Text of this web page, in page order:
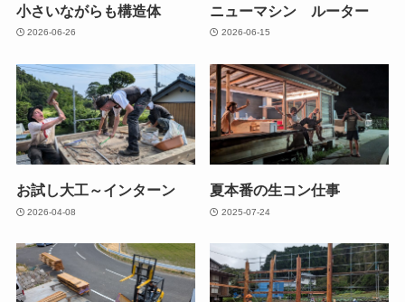
小さいながらも構造体
2026-06-26
ニューマシン ルーター
2026-06-15
お試し大工～インターン
2026-04-08
夏本番の生コン仕事
2025-07-24